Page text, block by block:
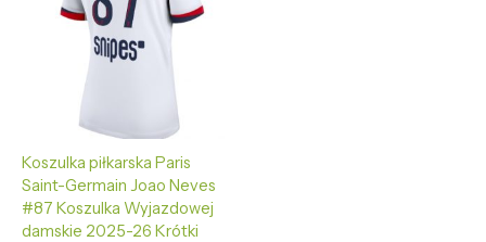
Koszulka piłkarska Paris
Saint-Germain Joao Neves
#87 Koszulka Wyjazdowej
damskie 2025-26 Krótki